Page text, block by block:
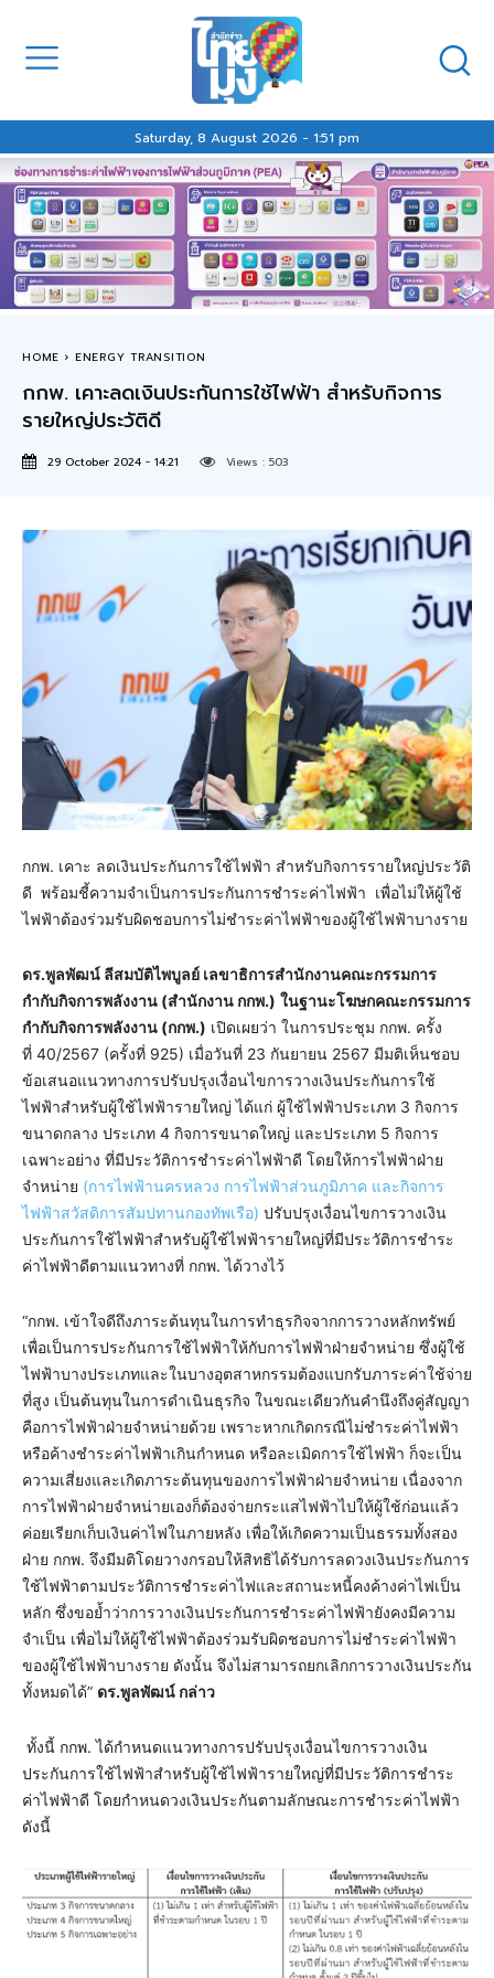
Saturday, 8 August 2026 - 1:51 pm
HOME ENERGY TRANSITION
กกพ. เคาะลดเงินประกันการใช้ไฟฟ้า สำหรับกิจการ
รายใหญ่ประวัติดี
29 October 2024 - 14:21 Views : 503
กกพ. เคาะ ลดเงินประกันการใช้ไฟฟ้า สำหรับกิจการรายใหญ่ประวัติ
ดี พร้อมชี้ความจำเป็นการประกันการชำระค่าไฟฟ้า เพื่อไม่ให้ผู้ใช้
ไฟฟ้าต้องร่วมรับผิดชอบการไม่ชำระค่าไฟฟ้าของผู้ใช้ไฟฟ้าบางราย
ดร.พูลพัฒน์ ลีสมบัติไพบูลย์ เลขาธิการสำนักงานคณะกรรมการ
กำกับกิจการพลังงาน (สำนักงาน กกพ.) ในฐานะโฆษกคณะกรรมการ
กำกับกิจการพลังงาน (กกพ.) เปิดเผยว่า ในการประชุม กกพ. ครั้ง
ที่ 40/2567 (ครั้งที่ 925) เมื่อวันที่ 23 กันยายน 2567 มีมติเห็นชอบ
ข้อเสนอแนวทางการปรับปรุงเงื่อนไขการวางเงินประกันการใช้
ไฟฟ้าสำหรับผู้ใช้ไฟฟ้ารายใหญ่ ได้แก่ ผู้ใช้ไฟฟ้าประเภท 3 กิจการ
ขนาดกลาง ประเภท 4 กิจการขนาดใหญ่ และประเภท 5 กิจการ
เฉพาะอย่าง ที่มีประวัติการชำระค่าไฟฟ้าดี โดยให้การไฟฟ้าฝ่าย
จำหน่าย (การไฟฟ้านครหลวง การไฟฟ้าส่วนภูมิภาค และกิจการ
ไฟฟ้าสวัสดิการสัมปทานกองทัพเรือ) ปรับปรุงเงื่อนไขการวางเงิน
ประกันการใช้ไฟฟ้าสำหรับผู้ใช้ไฟฟ้ารายใหญ่ที่มีประวัติการชำระ
ค่าไฟฟ้าดีตามแนวทางที่ กกพ. ได้วางไว้
“กกพ. เข้าใจดีถึงภาระต้นทุนในการทำธุรกิจจากการวางหลักทรัพย์
เพื่อเป็นการประกันการใช้ไฟฟ้าให้กับการไฟฟ้าฝ่ายจำหน่าย ซึ่งผู้ใช้
ไฟฟ้าบางประเภทและในบางอุตสาหกรรมต้องแบกรับภาระค่าใช้จ่าย
ที่สูง เป็นต้นทุนในการดำเนินธุรกิจ ในขณะเดียวกันคำนึงถึงคู่สัญญา
คือการไฟฟ้าฝ่ายจำหน่ายด้วย เพราะหากเกิดกรณีไม่ชำระค่าไฟฟ้า
หรือค้างชำระค่าไฟฟ้าเกินกำหนด หรือละเมิดการใช้ไฟฟ้า ก็จะเป็น
ความเสี่ยงและเกิดภาระต้นทุนของการไฟฟ้าฝ่ายจำหน่าย เนื่องจาก
การไฟฟ้าฝ่ายจำหน่ายเองก็ต้องจ่ายกระแสไฟฟ้าไปให้ผู้ใช้ก่อนแล้ว
ค่อยเรียกเก็บเงินค่าไฟในภายหลัง เพื่อให้เกิดความเป็นธรรมทั้งสอง
ฝ่าย กกพ. จึงมีมติโดยวางกรอบให้สิทธิได้รับการลดวงเงินประกันการ
ใช้ไฟฟ้าตามประวัติการชำระค่าไฟและสถานะหนี้คงค้างค่าไฟเป็น
หลัก ซึ่งขอย้ำว่าการวางเงินประกันการชำระค่าไฟฟ้ายังคงมีความ
จำเป็น เพื่อไม่ให้ผู้ใช้ไฟฟ้าต้องร่วมรับผิดชอบการไม่ชำระค่าไฟฟ้า
ของผู้ใช้ไฟฟ้าบางราย ดังนั้น จึงไม่สามารถยกเลิกการวางเงินประกัน
ทั้งหมดได้” ดร.พูลพัฒน์ กล่าว
ทั้งนี้ กกพ. ได้กำหนดแนวทางการปรับปรุงเงื่อนไขการวางเงิน
ประกันการใช้ไฟฟ้าสำหรับผู้ใช้ไฟฟ้ารายใหญ่ที่มีประวัติการชำระ
ค่าไฟฟ้าดี โดยกำหนดวงเงินประกันตามลักษณะการชำระค่าไฟฟ้า
ดังนี้